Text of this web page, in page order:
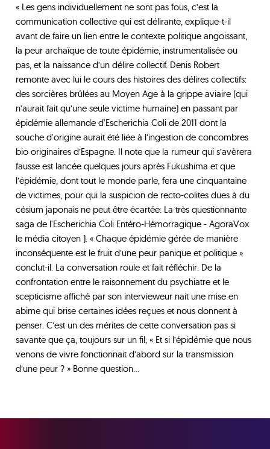
« Les gens individuellement ne sont pas fous, c’est la
communication collective qui est délirante, explique-t-il
avant de faire un lien entre le contexte politique angoissant,
la peur archaïque de toute épidémie, instrumentalisée ou
pas, et la naissance d’un délire collectif. Denis Robert
remonte avec lui le cours des histoires des délires collectifs:
des sorcières brûlées au Moyen Age à la grippe aviaire (qui
n’aurait fait qu’une seule victime humaine) en passant par
épidémie allemande d'Escherichia Coli de 2011 dont la
souche d'origine aurait été liée à l’ingestion de concombres
bio originaires d’Espagne. Il note que la rumeur qui s’avèrera
fausse est lancée quelques jours après Fukushima et que
l’épidémie, dont tout le monde parle, fera une cinquantaine
de victimes, pour qui la suspicion de recto-colites dues à du
césium japonais ne peut être écartée: La très questionnante
saga de l'Escherichia Coli Entéro-Hémorragique - AgoraVox
le média citoyen ). « Chaque épidémie gérée de manière
inconséquente est le fruit d’une peur panique et politique »
conclut-il. La conversation roule et fait réfléchir. De la
confrontation entre le raisonnement du psychiatre et le
scepticisme affiché par son intervieweur nait une mise en
abime qui brise certaines idées reçues et nous donnent à
penser. C’est un des mérites de cette conversation pas si
savante que ça, toujours sur un fil; « Et si l’épidémie que nous
venons de vivre fonctionnait d’abord sur la transmission
d’une peur ? » Bonne question…